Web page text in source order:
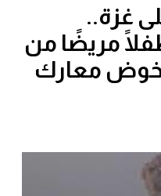
غزة..
يمنع 150 طفلًا مريضًا من
تخوض معارك